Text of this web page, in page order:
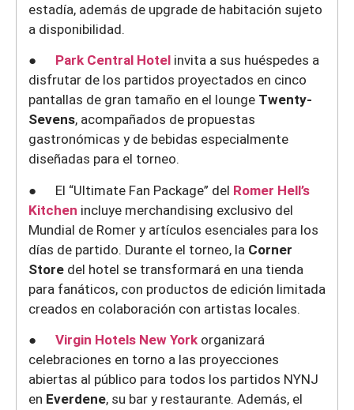
estadía, además de upgrade de habitación sujeto
a disponibilidad.
● Park Central Hotel invita a sus huéspedes a
disfrutar de los partidos proyectados en cinco
pantallas de gran tamaño en el lounge Twenty-
Sevens, acompañados de propuestas
gastronómicas y de bebidas especialmente
diseñadas para el torneo.
● El “Ultimate Fan Package” del Romer Hell’s
Kitchen incluye merchandising exclusivo del
Mundial de Romer y artículos esenciales para los
días de partido. Durante el torneo, la Corner
Store del hotel se transformará en una tienda
para fanáticos, con productos de edición limitada
creados en colaboración con artistas locales.
● Virgin Hotels New York organizará
celebraciones en torno a las proyecciones
abiertas al público para todos los partidos NYNJ
en Everdene, su bar y restaurante. Además, el